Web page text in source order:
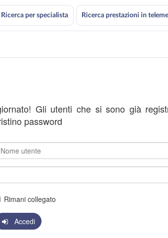
Ricerca per specialista Ricerca prestazioni in
Gli utenti che si sono già
password
Rimani collegato
Accedi